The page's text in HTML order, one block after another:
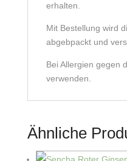
erhalten.
Mit Bestellung wird
abgebpackt und
Bei Allergien gegen
verwenden.
Ähnliche